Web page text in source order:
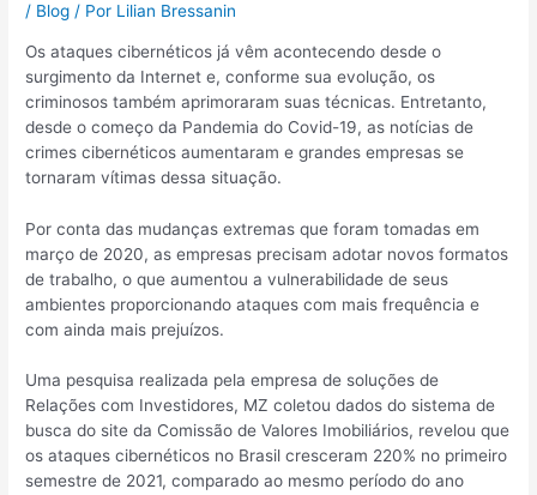
/ Blog / Por Lilian Bressanin
Os ataques cibernéticos já vêm acontecendo desde o
surgimento da Internet e, conforme sua evolução, os
criminosos também aprimoraram suas técnicas. Entretanto,
desde o começo da Pandemia do Covid-19, as notícias de
crimes cibernéticos aumentaram e grandes empresas se
tornaram vítimas dessa situação.
Por conta das mudanças extremas que foram tomadas em
março de 2020, as empresas precisam adotar novos formatos
de trabalho, o que aumentou a vulnerabilidade de seus
ambientes proporcionando ataques com mais frequência e
com ainda mais prejuízos.
Uma pesquisa realizada pela empresa de soluções de
Relações com Investidores, MZ coletou dados do sistema de
busca do site da Comissão de Valores Imobiliários, revelou que
os ataques cibernéticos no Brasil cresceram 220% no primeiro
semestre de 2021, comparado ao mesmo período do ano